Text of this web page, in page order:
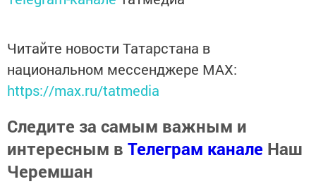
Читайте новости Татарстана в
национальном мессенджере MАХ:
https://max.ru/tatmedia
Следите за самым важным и
интересным в Телеграм канале Наш
Черемшан